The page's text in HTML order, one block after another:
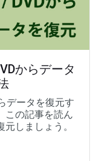
からデータ
データを復元す
この記事を読ん
しましょう。